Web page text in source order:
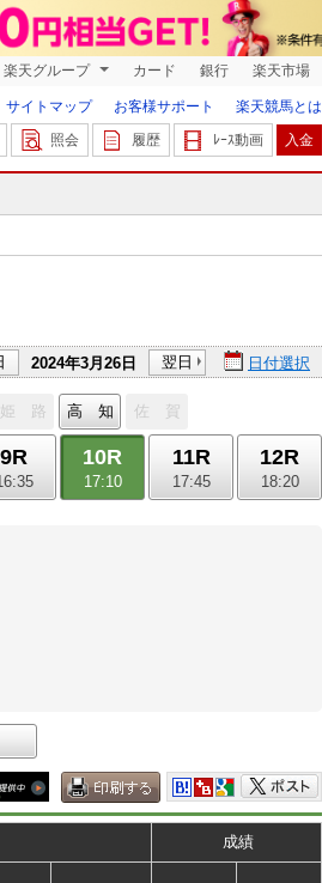
楽天グループ カード 銀行 楽天市場
サイトマップ お客様サポート
楽天競馬とは
照会 履歴 ﾚｰｽ動画 入金
2024年3月26日 翌日 日付選択
姫 路 高 知
佐 賀
9R 10R
17:10
11R
17:45
12R
18:20
成績